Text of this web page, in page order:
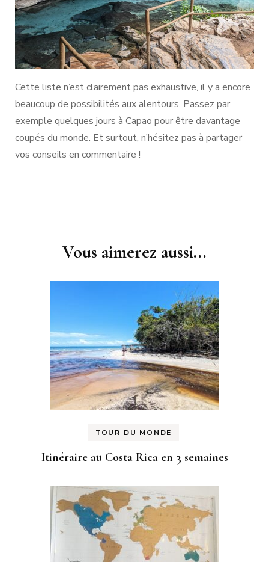
Cette liste n’est clairement pas exhaustive, il y a encore
beaucoup de possibilités aux alentours. Passez par
exemple quelques jours à Capao pour être davantage
coupés du monde. Et surtout, n’hésitez pas à partager
vos conseils en commentaire !
Vous aimerez aussi...
TOUR DU MONDE
Itinéraire au Costa Rica en 3 semaines